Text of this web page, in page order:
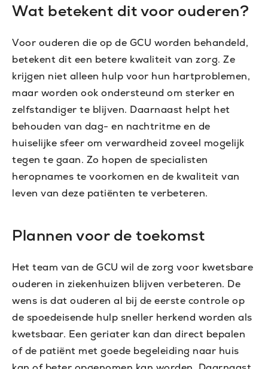
Wat betekent dit voor ouderen?
Voor ouderen die op de GCU worden behandeld,
betekent dit een betere kwaliteit van zorg. Ze
krijgen niet alleen hulp voor hun hartproblemen,
maar worden ook ondersteund om sterker en
zelfstandiger te blijven. Daarnaast helpt het
behouden van dag- en nachtritme en de
huiselijke sfeer om verwardheid zoveel mogelijk
tegen te gaan. Zo hopen de specialisten
heropnames te voorkomen en de kwaliteit van
leven van deze patiënten te verbeteren.
Plannen voor de toekomst
Het team van de GCU wil de zorg voor kwetsbare
ouderen in ziekenhuizen blijven verbeteren. De
wens is dat ouderen al bij de eerste controle op
de spoedeisende hulp sneller herkend worden als
kwetsbaar. Een geriater kan dan direct bepalen
of de patiënt met goede begeleiding naar huis